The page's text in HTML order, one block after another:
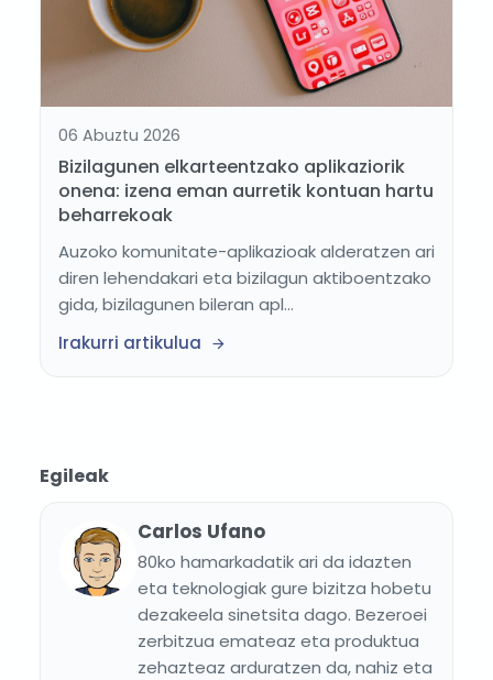
06 Abuztu 2026
Bizilagunen elkarteentzako aplikaziorik
onena: izena eman aurretik kontuan hartu
beharrekoak
Auzoko komunitate-aplikazioak alderatzen ari
diren lehendakari eta bizilagun aktiboentzako
gida, bizilagunen bileran apl...
Irakurri artikulua
Egileak
Carlos Ufano
80ko hamarkadatik ari da idazten
eta teknologiak gure bizitza hobetu
dezakeela sinetsita dago. Bezeroei
zerbitzua emateaz eta produktua
zehazteaz arduratzen da, nahiz eta